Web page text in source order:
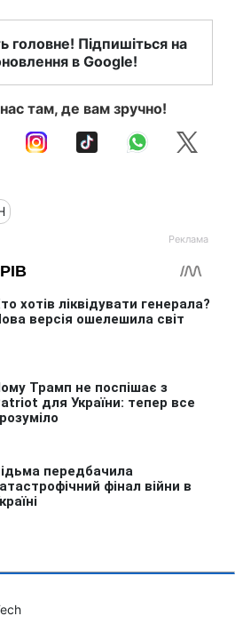
головне! Підпишіться на
в Google!
там, де вам зручно!